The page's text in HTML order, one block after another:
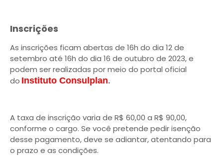
Inscrições
As inscrições ficam abertas de 16h do dia 12 de
setembro até 16h do dia 16 de outubro de 2023, e
podem ser realizadas por meio do portal oficial
do Instituto Consulplan.
A taxa de inscrição varia de R$ 60,00 a R$ 90,00,
conforme o cargo. Se você pretende pedir isenção
desse pagamento, deve se adiantar, atentando para
o prazo e as condições.